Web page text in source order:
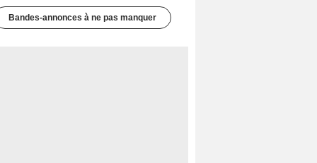
Bandes-annonces à ne pas manquer